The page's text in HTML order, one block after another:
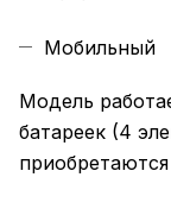
Мобильный
Модель
батареек (4